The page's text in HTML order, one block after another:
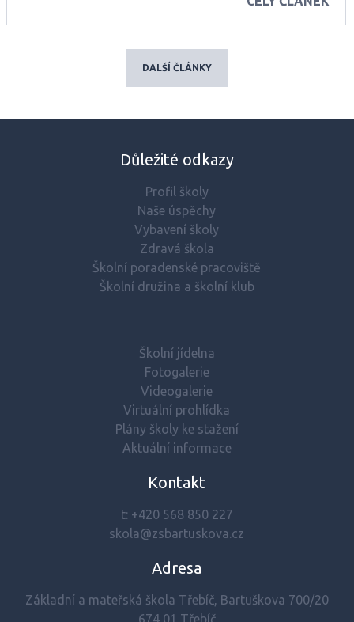
DALŠÍ ČLÁNKY
Důležité odkazy
Profil školy
Naše úspěchy
Vybavení školy
Zdravá škola
Školní poradenské pracoviště
Školní družina a školní klub
Školní jídelna
Fotogalerie
Videogalerie
Virtuální prohlídka
Plány školy ke stažení
Aktuální informace
Kontakt
t: +420 568 850 227
skola@zsbartuskova.cz
Adresa
Základní a mateřská škola Třebíč, Bartuškova 700/20
674 01 Třebíč